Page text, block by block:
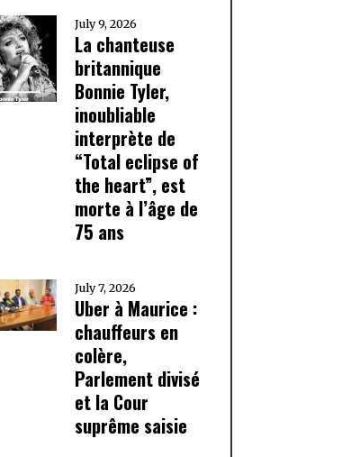
July 9, 2026
La chanteuse
britannique
Bonnie Tyler,
inoubliable
interprète de
“Total eclipse of
the heart”, est
morte à l’âge de
75 ans
July 7, 2026
Uber à Maurice :
chauffeurs en
colère,
Parlement divisé
et la Cour
suprême saisie